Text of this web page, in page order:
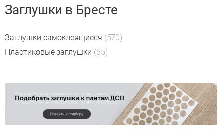
Заглушки в Бресте
Заглушки самоклеящиеся (570)
Пластиковые заглушки (65)